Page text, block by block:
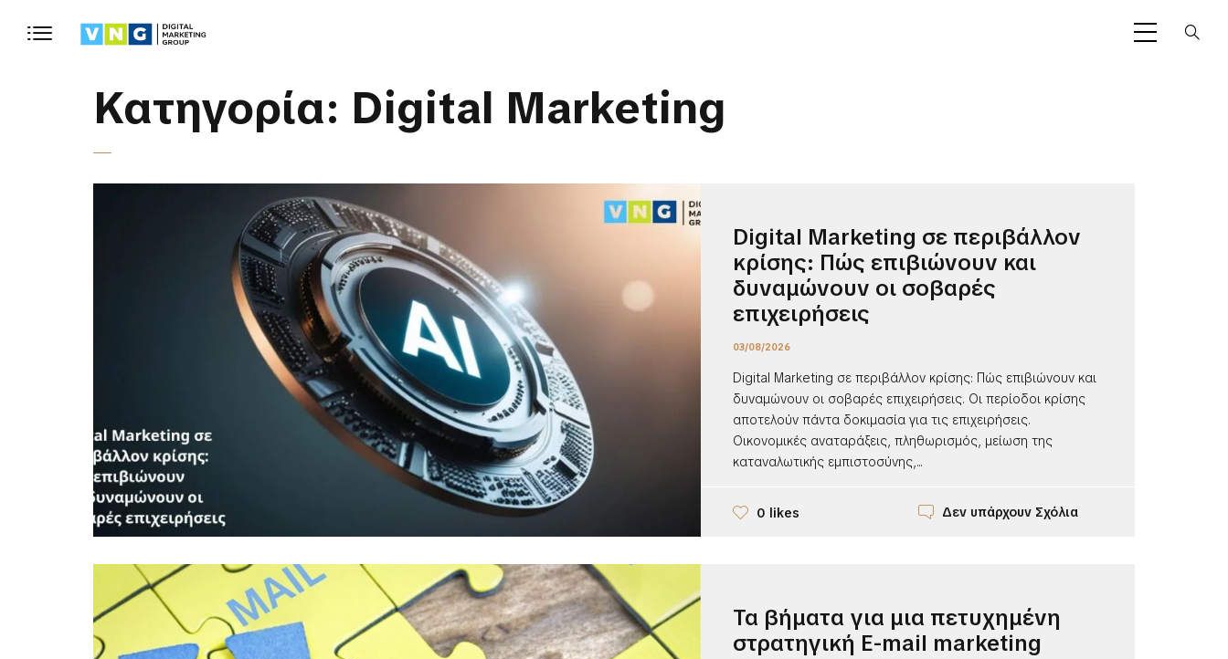
Κατηγορία: Digital Marketing
Digital Marketing σε περιβάλλον
κρίσης: Πώς επιβιώνουν και
δυναμώνουν οι σοβαρές
επιχειρήσεις
03/08/2026
Digital Marketing σε περιβάλλον κρίσης: Πώς επιβιώνουν και
δυναμώνουν οι σοβαρές επιχειρήσεις. Οι περίοδοι κρίσης
αποτελούν πάντα δοκιμασία για τις επιχειρήσεις.
Οικονομικές αναταράξεις, πληθωρισμός, μείωση της
καταναλωτικής εμπιστοσύνης,...
0 likes Δεν υπάρχουν Σχόλια
Τα βήματα για μια πετυχημένη
στρατηγική E-mail marketing